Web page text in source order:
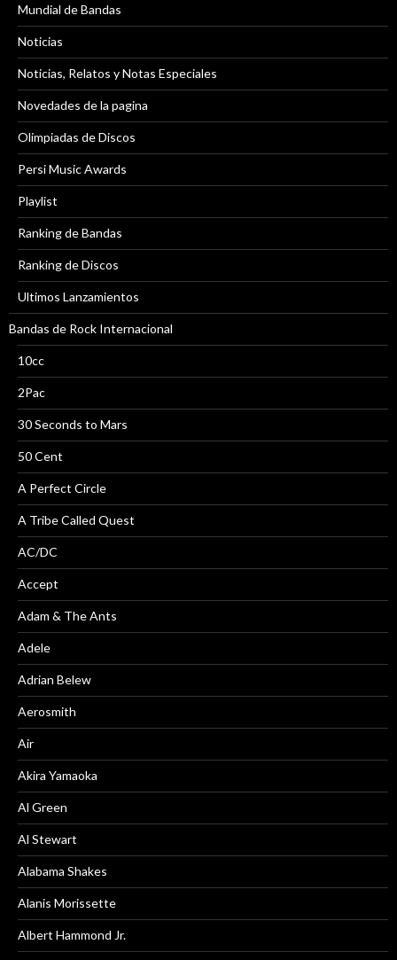
Mundial de Bandas
Noticias
Noticias, Relatos y Notas Especiales
Novedades de la pagina
Olimpiadas de Discos
Persi Music Awards
Playlist
Ranking de Bandas
Ranking de Discos
Ultimos Lanzamientos
Bandas de Rock Internacional
10cc
2Pac
30 Seconds to Mars
50 Cent
A Perfect Circle
A Tribe Called Quest
AC/DC
Accept
Adam & The Ants
Adele
Adrian Belew
Aerosmith
Air
Akira Yamaoka
Al Green
Al Stewart
Alabama Shakes
Alanis Morissette
Albert Hammond Jr.